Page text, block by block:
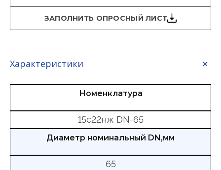
ЗАПОЛНИТЬ ОПРОСНЫЙ ЛИСТ
Характеристики
Номенклатура
15с22нж DN-65
Диаметр номинальный DN,мм
65